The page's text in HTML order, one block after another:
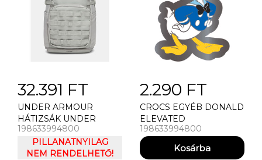
32.391 FT
UNDER ARMOUR
HÁTIZSÁK UNDER
ARMOUR UA TRIUMPH
SPORT BACKPACK
UNISZEX HÁTIZSÁK
198633994800
PILLANATNYILAG
NEM RENDELHETŐ!
2.290 FT
CROCS EGYÉB DONALD
ELEVATED
198633994800